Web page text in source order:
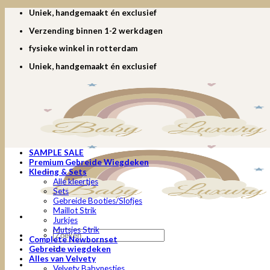
inhoud
Uniek, handgemaakt én exclusief
Verzending binnen 1-2 werkdagen
fysieke winkel in rotterdam
Uniek, handgemaakt én exclusief
Zoeken
naar:
SAMPLE SALE
Premium Gebreide Wiegdeken
Kleding & Sets
Alle kleertjes
Sets
Gebreide Booties/Slofjes
Maillot Strik
Jurkjes
Mutsjes Strik
Complete Newbornset
Gebreide wiegdeken
Alles van Velvety
Velvety Babynestjes